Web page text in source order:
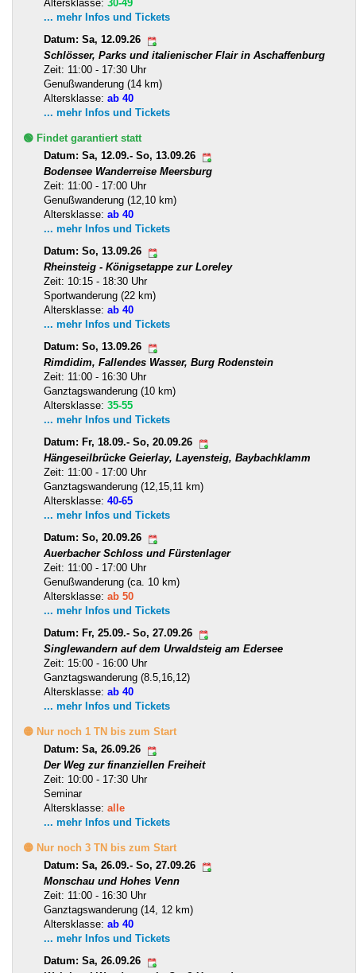
Altersklasse: 30-49
... mehr Infos und Tickets
Datum: Sa, 12.09.26
Schlösser, Parks und italienischer Flair in Aschaffenburg
Zeit: 11:00 - 17:30 Uhr
Genußwanderung (14 km)
Altersklasse: ab 40
... mehr Infos und Tickets
🟢 Findet garantiert statt
Datum: Sa, 12.09.- So, 13.09.26
Bodensee Wanderreise Meersburg
Zeit: 11:00 - 17:00 Uhr
Genußwanderung (12,10 km)
Altersklasse: ab 40
... mehr Infos und Tickets
Datum: So, 13.09.26
Rheinsteig - Königsetappe zur Loreley
Zeit: 10:15 - 18:30 Uhr
Sportwanderung (22 km)
Altersklasse: ab 40
... mehr Infos und Tickets
Datum: So, 13.09.26
Rimdidim, Fallendes Wasser, Burg Rodenstein
Zeit: 11:00 - 16:30 Uhr
Ganztagswanderung (10 km)
Altersklasse: 35-55
... mehr Infos und Tickets
Datum: Fr, 18.09.- So, 20.09.26
Hängeseilbrücke Geierlay, Layensteig, Baybachklamm
Zeit: 11:00 - 17:00 Uhr
Ganztagswanderung (12,15,11 km)
Altersklasse: 40-65
... mehr Infos und Tickets
Datum: So, 20.09.26
Auerbacher Schloss und Fürstenlager
Zeit: 11:00 - 17:00 Uhr
Genußwanderung (ca. 10 km)
Altersklasse: ab 50
... mehr Infos und Tickets
Datum: Fr, 25.09.- So, 27.09.26
Singlewandern auf dem Urwaldsteig am Edersee
Zeit: 15:00 - 16:00 Uhr
Ganztagswanderung (8.5,16,12)
Altersklasse: ab 40
... mehr Infos und Tickets
🟡 Nur noch 1 TN bis zum Start
Datum: Sa, 26.09.26
Der Weg zur finanziellen Freiheit
Zeit: 10:00 - 17:30 Uhr
Seminar
Altersklasse: alle
... mehr Infos und Tickets
🟡 Nur noch 3 TN bis zum Start
Datum: Sa, 26.09.- So, 27.09.26
Monschau und Hohes Venn
Zeit: 11:00 - 16:30 Uhr
Ganztagswanderung (14, 12 km)
Altersklasse: ab 40
... mehr Infos und Tickets
Datum: Sa, 26.09.26